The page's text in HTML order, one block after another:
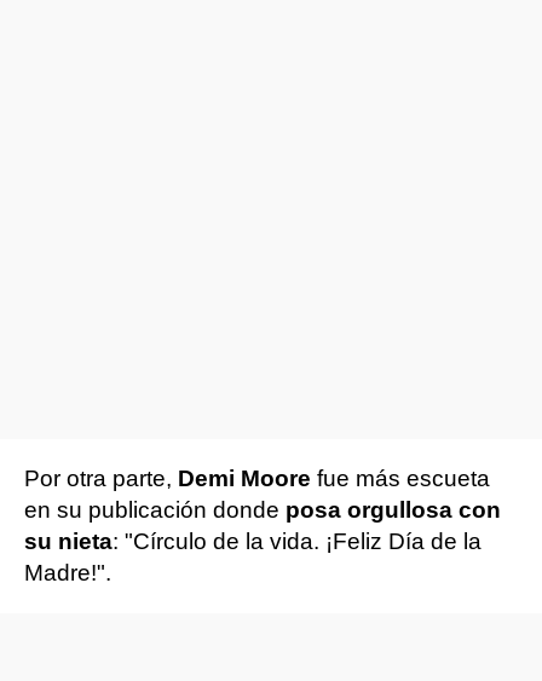
Por otra parte, Demi Moore fue más escueta
en su publicación donde posa orgullosa con
su nieta: "Círculo de la vida. ¡Feliz Día de la
Madre!".